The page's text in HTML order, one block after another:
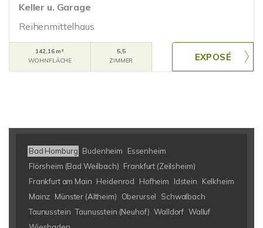
Keller u. Garage
Reihenmittelhaus
142,16 m²
WOHNFLÄCHE
5,5
ZIMMER
Bad Homburg Budenheim
Essenheim
Flörsheim (Bad Weilbach) Frankfurt (Zeilsheim)
Frankfurt am Main Heidenrod Hofheim Idstein
Kelkheim
Mainz Münster (Altheim) Oberursel
Schwalbach
Taunusstein Taunusstein (Neuhof) Walldorf Walluf